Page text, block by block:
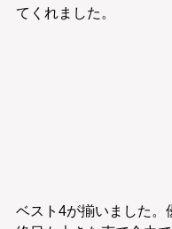
てくれました。
ベスト4が揃いました。